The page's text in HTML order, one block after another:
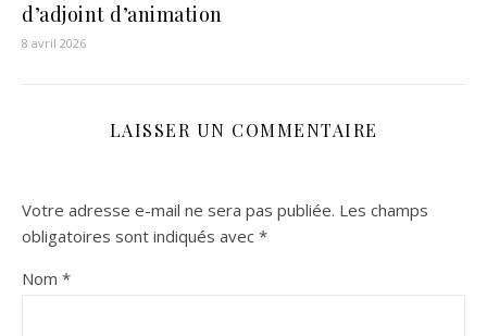
d’adjoint d’animation
8 avril 2026
LAISSER UN COMMENTAIRE
Votre adresse e-mail ne sera pas publiée. Les champs
obligatoires sont indiqués avec *
Nom *